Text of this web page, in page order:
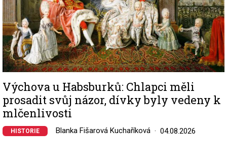
Výchova u Habsburků: Chlapci měli
prosadit svůj názor, dívky byly vedeny k
mlčenlivosti
HISTORIE Blanka Fišarová Kuchaříková 04.08.2026